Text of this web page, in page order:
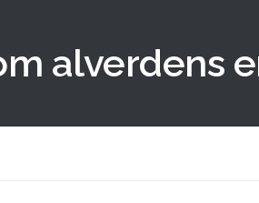
alverdens